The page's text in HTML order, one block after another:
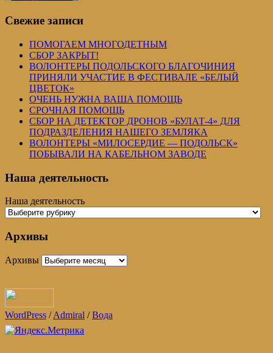
Свежие записи
ПОМОГАЕМ МНОГОДЕТНЫМ
СБОР ЗАКРЫТ!
ВОЛОНТЕРЫ ПОДОЛЬСКОГО БЛАГОЧИНИЯ
ПРИНЯЛИ УЧАСТИЕ В ФЕСТИВАЛЕ «БЕЛЫЙ
ЦВЕТОК»
ОЧЕНЬ НУЖНА ВАША ПОМОЩЬ
СРОЧНАЯ ПОМОЩЬ
СБОР НА ДЕТЕКТОР ДРОНОВ «БУЛАТ-4» ДЛЯ
ПОДРАЗДЕЛЕНИЯ НАШЕГО ЗЕМЛЯКА
ВОЛОНТЕРЫ «МИЛОСЕРДИЕ — ПОДОЛЬСК»
ПОБЫВАЛИ НА КАБЕЛЬНОМ ЗАВОДЕ
Наша деятельность
Наша деятельность
Архивы
Архивы
WordPress /Admiral /Вода